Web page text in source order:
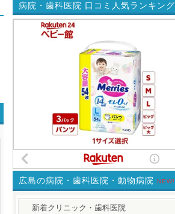
病院・歯科医院 口コミ人気ランキング
広島の病院・歯科医院・動物病院 NEW!
新着クリニック・歯科医院